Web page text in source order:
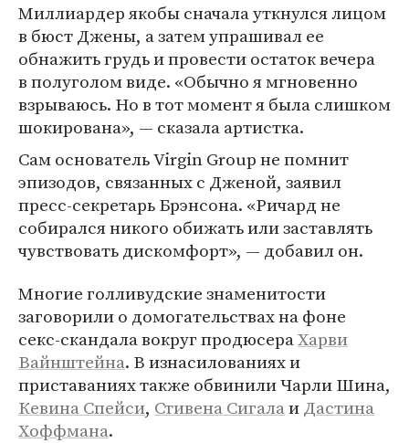
Миллиардер якобы сначала уткнулся лицом
в бюст Джены, а затем упрашивал ее
обнажить грудь и провести остаток вечера
в полуголом виде. «Обычно я мгновенно
взрываюсь. Но в тот момент я была слишком
шокирована», — сказала артистка.
Сам основатель Virgin Group не помнит
эпизодов, связанных с Дженой, заявил
пресс-секретарь Брэнсона. «Ричард не
собирался никого обижать или заставлять
чувствовать дискомфорт», — добавил он.
Многие голливудские знаменитости
заговорили о домогательствах на фоне
секс-скандала вокруг продюсераХарви
Вайнштейна. В изнасилованиях и
приставаниях также обвинили Чарли Шина,
Кевина Спейси, Стивена СигалаиДастина
Хоффмана.